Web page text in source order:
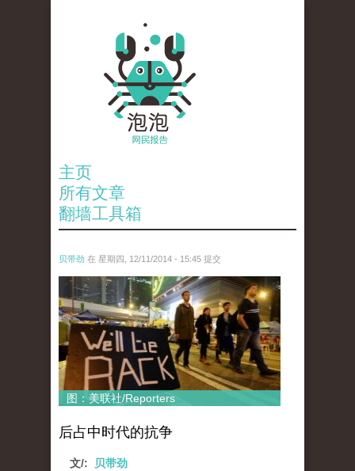
主页
所有文章
翻墙工具箱
贝带劲 在 星期四, 12/11/2014 - 15:45 提交
reporters_18475535.jpg
图：美联社/Reporters
后占中时代的抗争
文/: 贝带劲